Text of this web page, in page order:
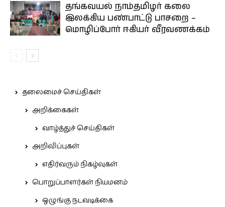
தங்கவயல் நாம்தமிழர் கலை
இலக்கிய பண்பாட்டு பாசறை –
மொழிப்போர் ஈகியர் வீரவணக்கம்
தலைமைச் செய்திகள்
அறிக்கைகள்
வாழ்த்துச் செய்திகள்
அறிவிப்புகள்
எதிர்வரும் நிகழ்வுகள்
பொறுப்பாளர்கள் நியமனம்
ஒழுங்கு நடவடிக்கை